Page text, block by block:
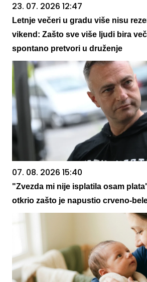
23. 07. 2026 12:47
Letnje večeri u gradu više nisu
vikend: Zašto sve više ljudi bira
spontano pretvori u druženje
07. 08. 2026 15:40
"Zvezda mi nije isplatila osam
otkrio zašto je napustio crveno-